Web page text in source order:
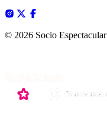
© 2026 Socio Espectacular